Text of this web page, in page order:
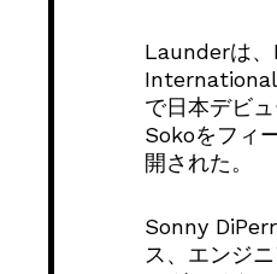
Launderは
International
で日本デビ
Sokoをフィ
開された。
Sonny
ス、エンジ